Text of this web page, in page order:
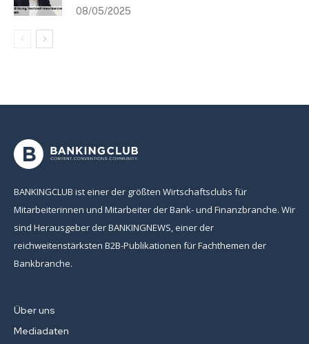
08/05/2025
BANKINGCLUB ist einer der größten Wirtschaftsclubs für
Mitarbeiterinnen und Mitarbeiter der Bank- und Finanzbranche. Wir
sind Herausgeber der BANKINGNEWS, einer der
reichweitenstärksten B2B-Publikationen für Fachthemen der
Bankbranche.
Über uns
Mediadaten